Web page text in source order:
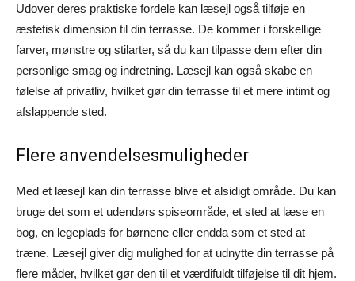
Udover deres praktiske fordele kan læsejl også tilføje en
æstetisk dimension til din terrasse. De kommer i forskellige
farver, mønstre og stilarter, så du kan tilpasse dem efter din
personlige smag og indretning. Læsejl kan også skabe en
følelse af privatliv, hvilket gør din terrasse til et mere intimt og
afslappende sted.
Flere anvendelsesmuligheder
Med et læsejl kan din terrasse blive et alsidigt område. Du kan
bruge det som et udendørs spiseområde, et sted at læse en
bog, en legeplads for børnene eller endda som et sted at
træne. Læsejl giver dig mulighed for at udnytte din terrasse på
flere måder, hvilket gør den til et værdifuldt tilføjelse til dit hjem.